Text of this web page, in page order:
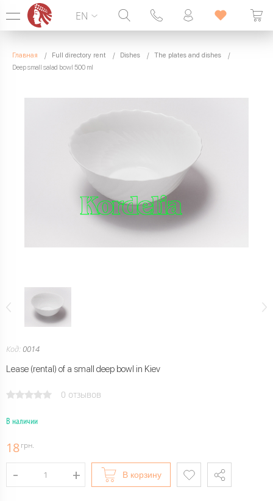
099 338 00 22
SEVEN DAYS A WEEK
EN
Главная Full directory rent Dishes
The plates and dishes
Deep small salad bowl 500 ml
Код: 0014
Lease (rental) of a small deep bowl in Kiev
0 отзывов
В наличии
18грн.
В корзину